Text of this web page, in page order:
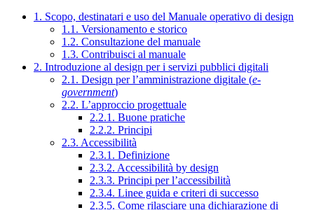
1. Scopo, destinatari e uso del Manuale operativo di design
1.1. Versionamento e storico
1.2. Consultazione del manuale
1.3. Contribuisci al manuale
2. Introduzione al design per i servizi pubblici digitali
2.1. Design per l’amministrazione digitale (e-
government)
2.2. L’approccio progettuale
2.2.1. Buone pratiche
2.2.2. Principi
2.3. Accessibilità
2.3.1. Definizione
2.3.2. Accessibilità by design
2.3.3. Principi per l’accessibilità
2.3.4. Linee guida e criteri di successo
2.3.5. Come rilasciare una dichiarazione di